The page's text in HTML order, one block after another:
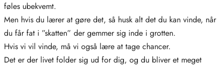
føles ubekvemt.
Men hvis du lærer at gøre det, så husk alt det du kan vinde, når
du får fat i ”skatten” der gemmer sig inde i grotten.
Hvis vi vil vinde, må vi også lære at tage chancer.
Det er der livet folder sig ud for dig, og du bliver et meget